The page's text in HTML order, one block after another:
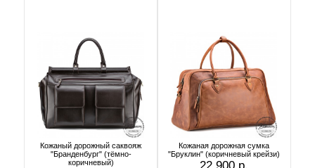
Кожаный дорожный саквояж
"Бранденбург" (тёмно-
коричневый)
Кожаная дорожная сумка
"Бруклин" (коричневый крейзи)